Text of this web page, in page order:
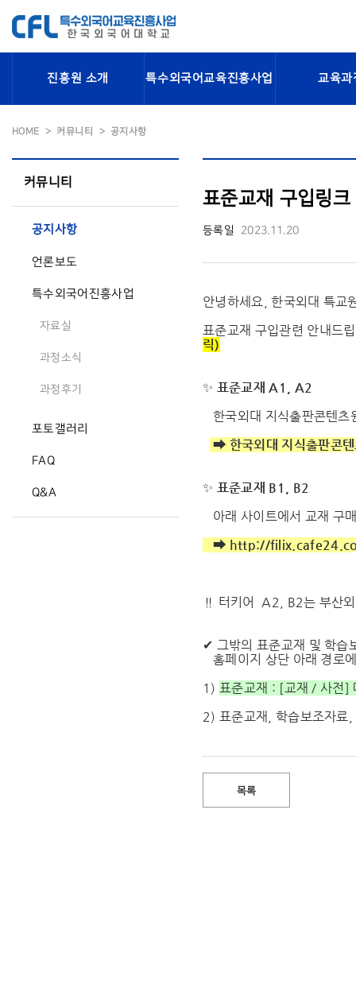
진흥원 소개 특수외국어교육진흥사업 교육과
HOME 커뮤니티 공지사항
커뮤니티
공지사항
언론보도
특수외국어진흥사업
자료실
과정소식
과정후기
포토갤러리
FAQ
Q&A
표준교재 구입링
등록일 2023.11.20
안녕하세요, 한국외대 특교
표준교재 구입관련 안내드
릭)
✨ 표준교재 A1, A2
한국외대 지식출판콘텐츠
➡ 한국외대 지식출판콘
✨ 표준교재 B1, B2
아래 사이트에서 교재 구
➡ http://
‼ 터키어 A2, B2는 부산
✔ 그밖의 표준교재 및 학습
홈페이지 상단 아래 경로
1) 표준교재 : [교재 / 사전]
2) 표준교재, 학습보조자
목록